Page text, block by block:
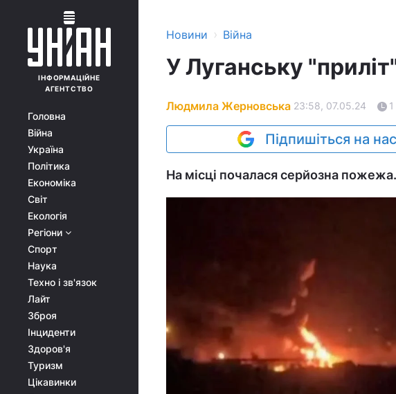
ІНФОРМАЦІЙНЕ
АГЕНТСТВО
Головна
Війна
Україна
Політика
Економіка
Світ
Екологія
Регіони
Спорт
Наука
Техно і зв'язок
Лайт
Зброя
Інциденти
Здоров'я
Туризм
Цікавинки
Новини › Війна
У Луганську
Людмила Жерновська 23:58, 07.05.24
Підпишіться на
На місці почалася серйозна пожежа.